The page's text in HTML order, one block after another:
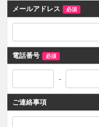
メールアドレス 必須
電話番号 必須
-
ご連絡事項